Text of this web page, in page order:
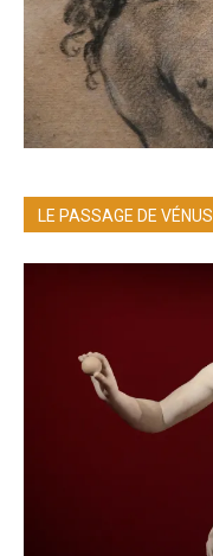
LE PASSAGE DE VÉNUS